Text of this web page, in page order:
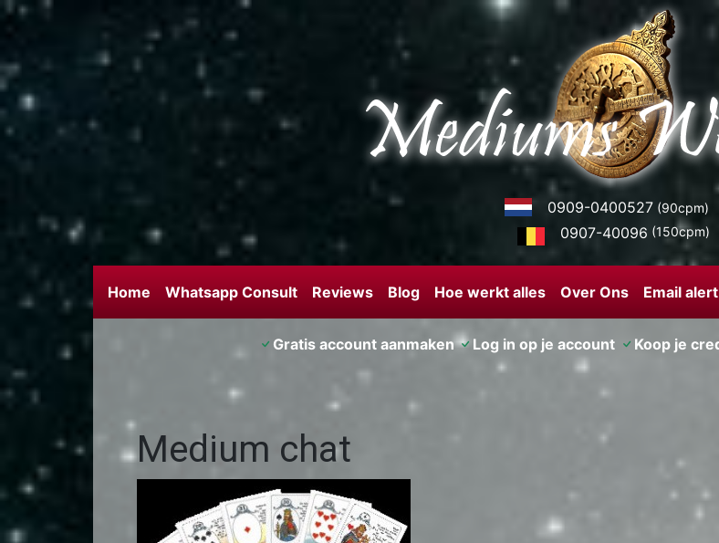
0909-0400527 (90cpm)
0907-40096 (150cpm)
Home Whatsapp Consult Reviews Blog Hoe werkt alles Over Ons Email alert
Gratis account aanmaken Log in op je account Koop je
Medium chat